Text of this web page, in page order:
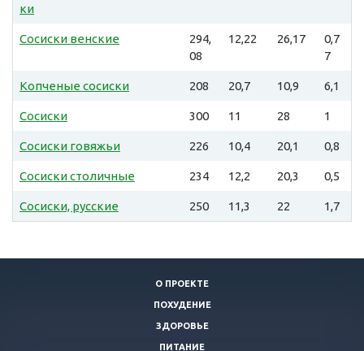
ки
Сосиски венские
294,
08
12,22 26,17
0,7
7
Копченые сосиски 208 20,7 10,9 6,1
Сосиски 300 11 28 1
Сосиски говяжьи 226 10,4 20,1 0,8
Сосиски столичные 234 12,2 20,3 0,5
Сосиски, русские 250 11,3 22 1,7
О ПРОЕКТЕ
ПОХУДЕНИЕ
ЗДОРОВЬЕ
ПИТАНИЕ